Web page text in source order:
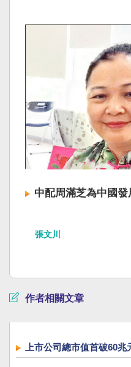
中配周滿芝為中國
張文川
作者相關文章
上市公司總市值首破60